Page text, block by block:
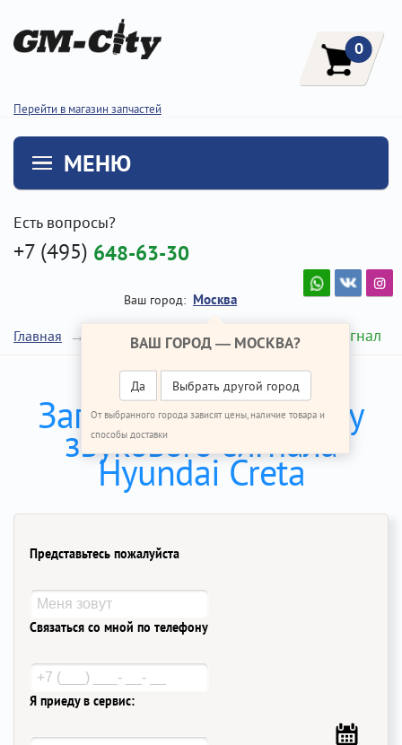
Перейти в магазин запчастей
0
МЕНЮ
Есть вопросы?
+7 (495) 648-63-30
Ваш город: Москва
ВАШ ГОРОД — МОСКВА?
Да Выбрать другой город
От выбранного города зависят цены, наличие товара и
способы доставки
Главная Ремонт Хендай Крета Звуковой сигнал
Записаться на замену
звукового сигнала
Hyundai Creta
Представьтесь пожалуйста
Связаться со мной по телефону
Я приеду в сервис: